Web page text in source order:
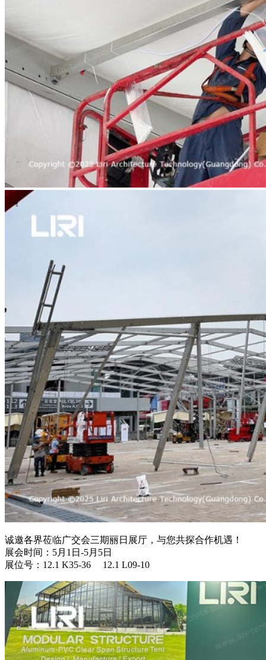
诚邀各界莅临广交会三期丽日展厅，与您共探合作机遇！
展会时间：5月1日-5月5日
展位号：12.1 K35-36 12.1 L09-10